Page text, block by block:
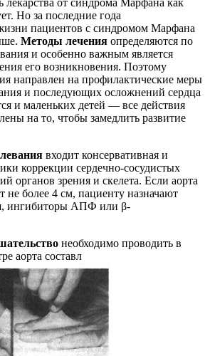
лекарства от синдрома Марфана как
Но за последние года
пациентов с синдромом Марфана
Методы лечения определяются по
и особенно важным является
его возникновения. Поэтому
направлен на профилактические меры
и последующих осложнений сердца
и маленьких детей — все действия
на то, чтобы замедлить развитие
входит консервативная и
коррекции сердечно-сосудистых
органов зрения и скелета. Если аорта
не более 4 см, пациенту назначают
ингибиторы АПФ или β-
необходимо проводить в
аорта составл